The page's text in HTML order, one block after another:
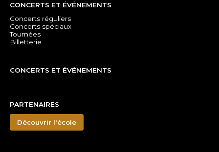
CONCERTS ET ÉVÉNEMENTS
Concerts réguliers
Concerts spéciaux
Tournées
Billetterie
CONCERTS ET ÉVÉNEMENTS
PARTENAIRES
Découvrir l'école